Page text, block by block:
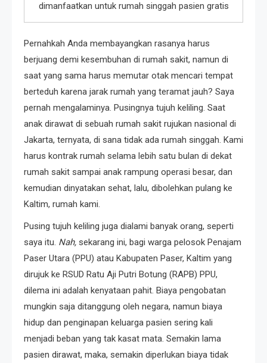
dimanfaatkan untuk rumah singgah pasien gratis
Pernahkah Anda membayangkan rasanya harus
berjuang demi kesembuhan di rumah sakit, namun di
saat yang sama harus memutar otak mencari tempat
berteduh karena jarak rumah yang teramat jauh? Saya
pernah mengalaminya. Pusingnya tujuh keliling. Saat
anak dirawat di sebuah rumah sakit rujukan nasional di
Jakarta, ternyata, di sana tidak ada rumah singgah. Kami
harus kontrak rumah selama lebih satu bulan di dekat
rumah sakit sampai anak rampung operasi besar, dan
kemudian dinyatakan sehat, lalu, dibolehkan pulang ke
Kaltim, rumah kami.
Pusing tujuh keliling juga dialami banyak orang, seperti
saya itu. Nah, sekarang ini, bagi warga pelosok Penajam
Paser Utara (PPU) atau Kabupaten Paser, Kaltim yang
dirujuk ke RSUD Ratu Aji Putri Botung (RAPB) PPU,
dilema ini adalah kenyataan pahit. Biaya pengobatan
mungkin saja ditanggung oleh negara, namun biaya
hidup dan penginapan keluarga pasien sering kali
menjadi beban yang tak kasat mata. Semakin lama
pasien dirawat, maka, semakin diperlukan biaya tidak